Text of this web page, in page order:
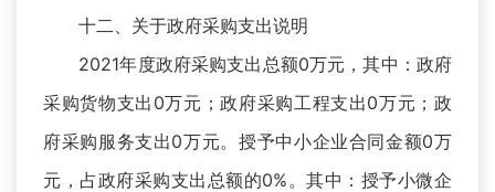
十二、关于政府采购支出说明
2021年度政府采购支出总额0万元，其中：政府
采购货物支出0万元；政府采购工程支出0万元；政
府采购服务支出0万元。授予中小企业合同金额0万
元，占政府采购支出总额的0%。其中：授予小微企